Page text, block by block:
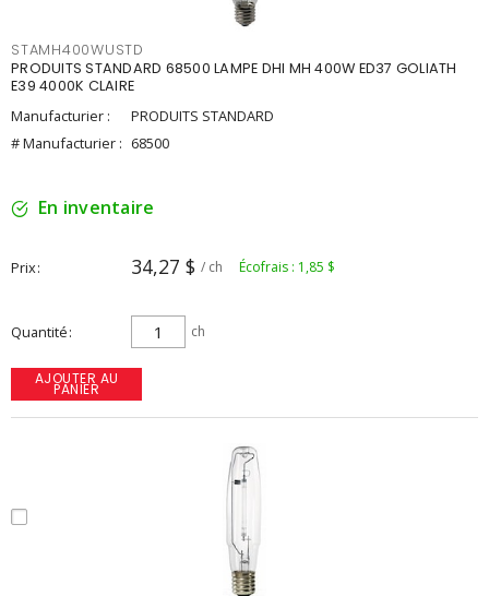
STAMH400WUSTD
PRODUITS STANDARD 68500 LAMPE DHI MH 400W ED37 GOLIATH
E39 4000K CLAIRE
Manufacturier :
PRODUITS STANDARD
# Manufacturier : 68500
En inventaire
Prix 34,27 $ / ch Écofrais : 1,85 $
Quantité ch
AJOUTER AU
PANIER